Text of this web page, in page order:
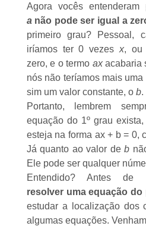
Agora vocês
a não pode ser igual a
primeiro grau? Pessoal,
iríamos ter 0 vezes x, ou
zero, e o termo ax acabaria
nós não teríamos mais
sim um valor constante, o b.
Portanto, lembrem
equação do 1º grau
esteja na forma ax + b = 0,
Já quanto ao valor deb
Ele pode ser qualquer
Entendido? Antes de
resolver uma equação do
estudar a localização dos
algumas equações.